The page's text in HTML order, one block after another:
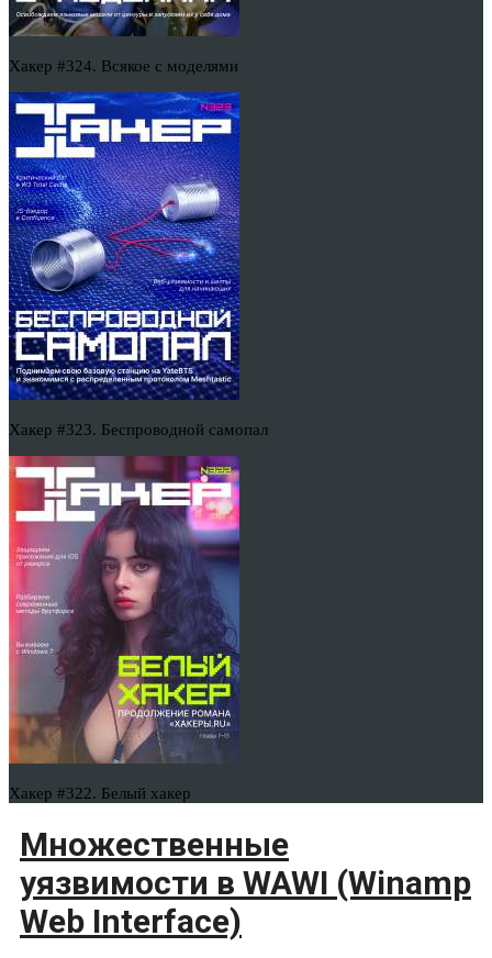
Хакер #324. Всякое с моделями
Хакер #323. Беспроводной самопал
Хакер #322. Белый хакер
Множественные
уязвимости в WAWI (Winamp
Web Interface)